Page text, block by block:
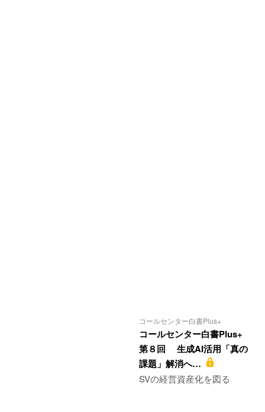
コールセンター白書Plus+
コールセンター白書Plus+
第８回 生成AI活用「真の
課題」解消へ…
SVの経営資産化を図る